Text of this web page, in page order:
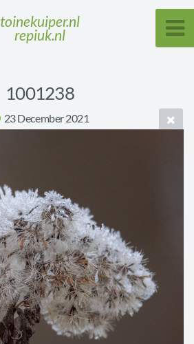
toinekuiper.nl
repiuk.nl
1001238
23 December 2021